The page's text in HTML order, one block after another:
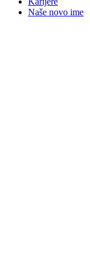
Naše novo ime